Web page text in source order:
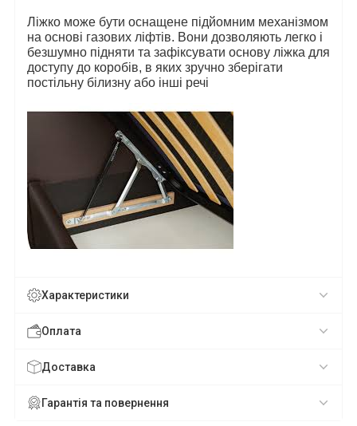
Ліжко може бути оснащене підйомним механізмом
на основі газових ліфтів. Вони дозволяють легко і
безшумно підняти та зафіксувати основу ліжка для
доступу до коробів, в яких зручно зберігати
постільну білизну або інші речі
Характеристики
Оплата
Доставка
Гарантія та повернення